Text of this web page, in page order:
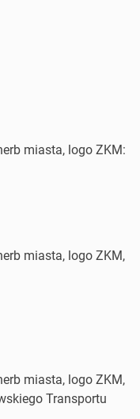
miasta, logo ZKM:
miasta, logo ZKM,
miasta, logo ZKM,
Transportu